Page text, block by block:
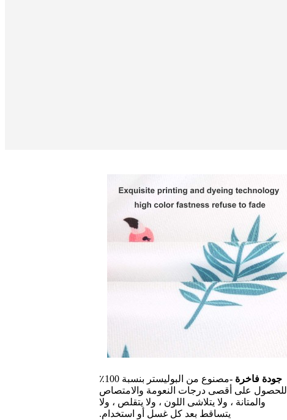
جودة فاخرة -
مصنوع من البوليستر بنسبة 100٪
للحصول على أقصى درجات النعومة والامتصاص
والمتانة ، ولا يتلاشى اللون ، ولا يتقلص ، ولا
يتساقط بعد كل غسل أو استخدام.